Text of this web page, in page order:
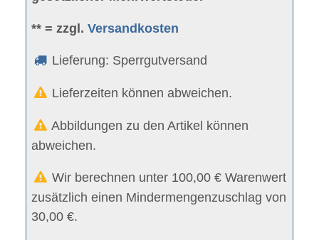
** = zzgl.Versandkosten
Lieferung: Sperrgutversand
Lieferzeiten können abweichen.
Abbildungen zu den Artikel können
abweichen.
Wir berechnen unter 100,00 € Warenwert
zusätzlich einen Mindermengenzuschlag von
30,00 €.